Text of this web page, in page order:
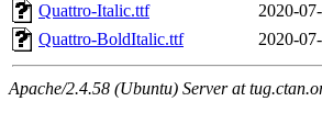
Quattro-Italic.ttf
2020-
Quattro-BoldItalic.ttf
2020-
Apache/2.4.58 (Ubuntu) Server at